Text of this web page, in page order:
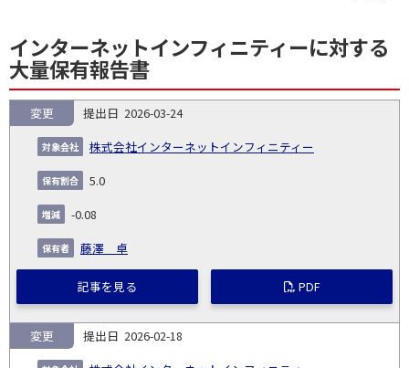
インターネットインフィニティーに対する
大量保有報告書
NO.
告
義
務
発
生
日
提
日
証券
対
有
増
2026-03-24
株式会社インターネットインフィニティー
変更
5.0
-0.08
藤澤 卓
記事を見る PDF
2026-02-18
変更